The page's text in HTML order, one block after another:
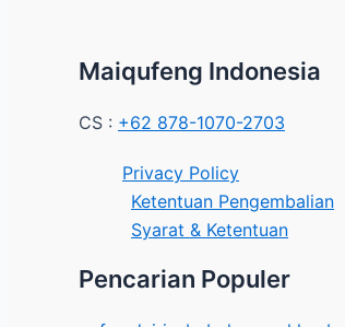
Maiqufeng Indonesia
CS : +62 878-1070-2703
Privacy Policy
Ketentuan Pengembalian
Syarat & Ketentuan
Pencarian Populer